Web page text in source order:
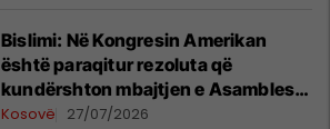
Bislimi: Në Kongresin Amerikan
është paraqitur rezoluta që
kundërshton mbajtjen e Asamblesë
Parlamentare të OSBE-së në
Kosovë 27/07/2026